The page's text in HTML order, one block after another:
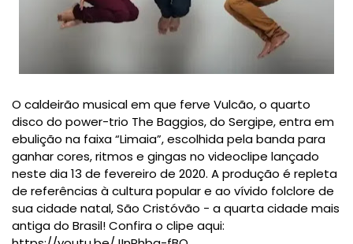
O caldeirão musical em que ferve Vulcão, o quarto
disco do power-trio The Baggios, do Sergipe, entra em
ebulição na faixa “Limaia”, escolhida pela banda para
ganhar cores, ritmos e gingas no videoclipe lançado
neste dia 13 de fevereiro de 2020. A produção é repleta
de referências à cultura popular e ao vívido folclore de
sua cidade natal, São Cristóvão - a quarta cidade mais
antiga do Brasil! Confira o clipe aqui: